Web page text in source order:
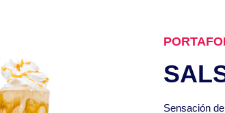
Sensación